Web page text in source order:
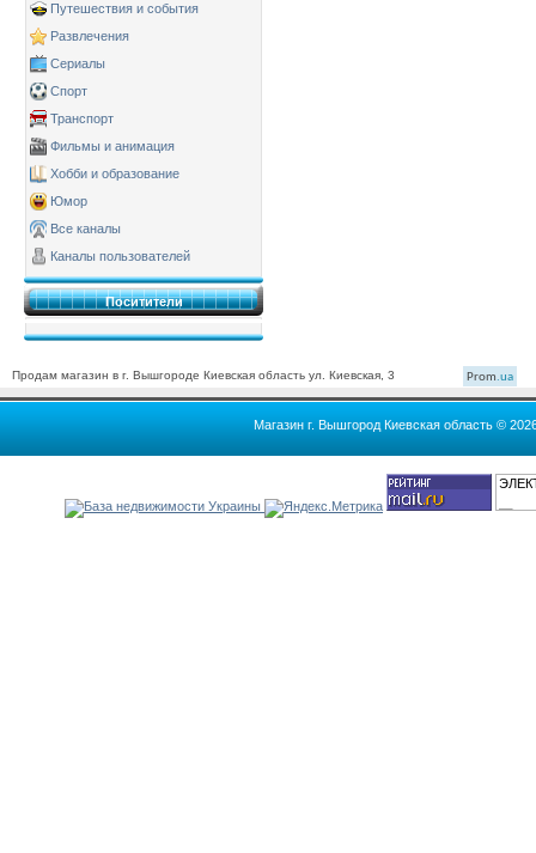
Путешествия и события
Развлечения
Сериалы
Спорт
Транспорт
Фильмы и анимация
Хобби и образование
Юмор
Все каналы
Каналы пользователей
Поситители
Продам магазин в г. Вышгороде Киевская область ул. Киевская, 3 Prom.ua
Магазин г. Вышгород Киевская область ©